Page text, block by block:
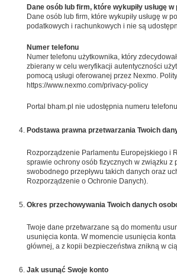
Dane osób lub firm, które wykupiły usługę
Dane osób lub firm, które wykupiły usługę w
podatkowych i rachunkowych i nie są
Numer telefonu
Numer telefonu użytkownika, który
zbierany w celu weryfikacji autentyczności
pomocą usługi oferowanej przez Nexmo.
https://www.nexmo.com/privacy-policy
Portal bham.pl nie udostępnia numeru
Podstawa prawna przetwarzania Twoich
Rozporządzenie Parlamentu Europejskiego i
sprawie ochrony osób fizycznych w związku
swobodnego przepływu takich danych oraz
Rozporządzenie o Ochronie Danych).
Okres przechowywania Twoich danych
Twoje dane przetwarzane są do momentu
usunięcia konta. W momencie usunięcia
głównej, a z kopii bezpieczeństwa znikną w
Jak usunąć Swoje konto